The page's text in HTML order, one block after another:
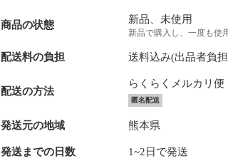
商品の状態 新品、未使用
新品で購入し、一度も使
配送料の負担 送料込み(出品者負
配送の方法
らくらくメルカリ便
匿名配送
発送元の地域 熊本県
発送までの日数 1~2日で発送